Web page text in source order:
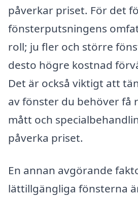
påverkar priset. För det
fönsterputsningens
roll; ju fler och större
desto högre kostnad
Det är också viktigt att
av fönster du behöver få
mått och
påverka priset.
En annan avgörande
lättillgängliga fönsterna